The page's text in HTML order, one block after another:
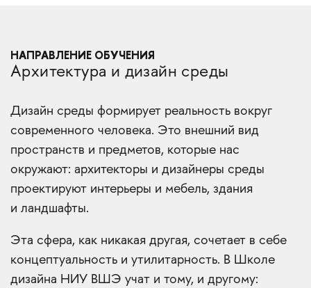
НАПРАВЛЕНИЕ ОБУЧЕНИЯ
Архитектура и дизайн среды
Дизайн среды формирует реальность вокруг
современного человека. Это внешний вид
пространств и предметов, которые нас
окружают: архитекторы и дизайнеры среды
проектируют интерьеры и мебель, здания
и ландшафты.
Эта сфера, как никакая другая, сочетает в себе
концептуальность и утилитарность. В Школе
дизайна НИУ ВШЭ учат и тому, и другому: